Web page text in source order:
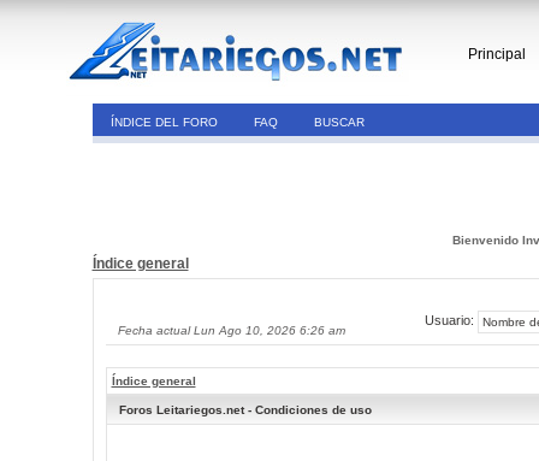
Principal
ÍNDICE DEL FORO FAQ BUSCAR
Bienvenido
Índice general
Fecha actual Lun Ago 10, 2026 6:26 am
Usuario:
Índice general
Foros Leitariegos.net - Condiciones de uso